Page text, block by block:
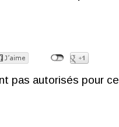
pas autorisés pour